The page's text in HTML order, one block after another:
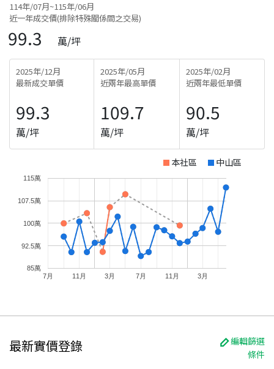
114年/07月~115年/06月
近一年成交價(排除特殊關係間之交易)
99.3 萬/坪
2025年/12月
最新成交單價
99.3
萬/坪
2025年/05月
近兩年最高單價
109.7
萬/坪
2025年/02月
近兩年最低單價
90.5
萬/坪
本社區 中山區
7月 11月 3月 7月 11月 3月
85萬
92.5萬
100萬
107.5萬
115萬
最新實價登錄
編輯篩選
條件